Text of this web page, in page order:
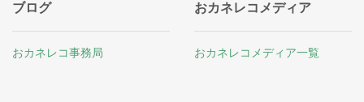
ブログ
おカネレコ事務局
おカネレコメディア
おカネレコメディア一覧